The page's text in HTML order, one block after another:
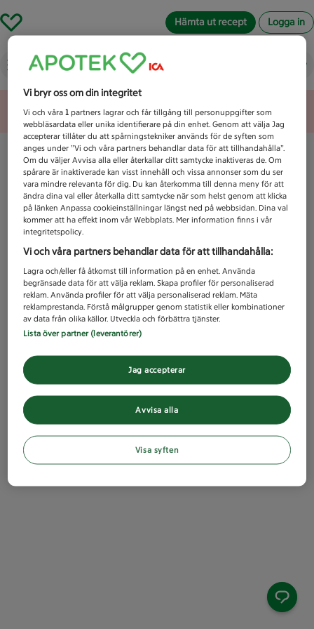
Hämta ut recept Logga in
Vad letar du efter idag?
Unknown error
Vi bryr oss om din integritet
Vi och våra1 partners lagrar och får tillgång till personuppgifter som
webbläsardata eller unika identifierare på din enhet. Genom att välja Jag
accepterar tillåter du att spårningstekniker används för de syften som
anges under ”Vi och våra partners behandlar data för att tillhandahålla”.
Om du väljer Avvisa alla eller återkallar ditt samtycke inaktiveras de. Om
spårare är inaktiverade kan visst innehåll och vissa annonser som du ser
vara mindre relevanta för dig. Du kan återkomma till denna meny för att
ändra dina val eller återkalla ditt samtycke när som helst genom att klicka
på länken Anpassa cookieinställningar längst ned på webbsidan. Dina val
kommer att ha effekt inom vår Webbplats. Mer information finns i vår
integritetspolicy.
Vi och våra partners behandlar data för att tillhandahålla:
Lagra och/eller få åtkomst till information på en enhet. Använda
begränsade data för att välja reklam. Skapa profiler för personaliserad
reklam. Använda profiler för att välja personaliserad reklam. Mäta
reklamprestanda. Förstå målgrupper genom statistik eller kombinationer
av data från olika källor. Utveckla och förbättra tjänster.
Lista över partner (leverantörer)
Avvisa alla
Jag accepterar
Visa syften